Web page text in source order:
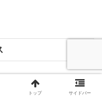
の級友。
トップ サイドバー